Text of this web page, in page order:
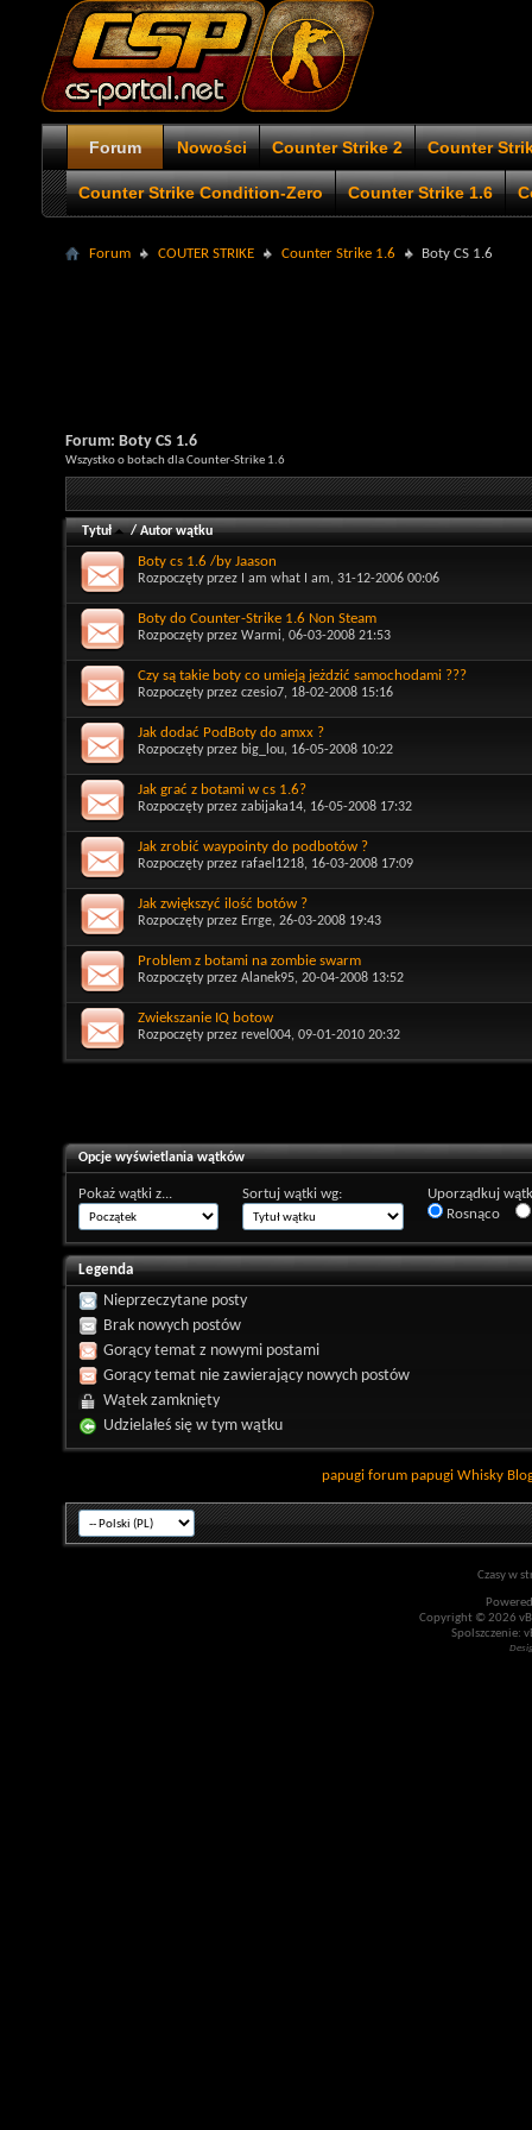
Forum Nowości Counter Strike 2 Counter
Counter Strike Condition-Zero Counter Strike 1.6
Forum COUTER STRIKE Counter Strike 1.6 Boty CS 1.6
Forum: Boty CS 1.6
Wszystko o botach dla Counter-Strike 1.6
Tytuł /Autor wątku
Boty cs 1.6 /by Jaason
Rozpoczęty przez I am what I am, 31-12-2006 00:06
Boty do Counter-Strike 1.6 Non Steam
Rozpoczęty przez Warmi, 06-03-2008 21:53
Czy są takie boty co umieją jeżdzić samochodami ???
Rozpoczęty przez czesio7, 18-02-2008 15:16
Jak dodać PodBoty do amxx ?
Rozpoczęty przez big_lou, 16-05-2008 10:22
Jak grać z botami w cs 1.6?
Rozpoczęty przez zabijaka14, 16-05-2008 17:32
Jak zrobić waypointy do podbotów ?
Rozpoczęty przez rafael1218, 16-03-2008 17:09
Jak zwiększyć ilość botów ?
Rozpoczęty przez Errge, 26-03-2008 19:43
Problem z botami na zombie swarm
Rozpoczęty przez Alanek95, 20-04-2008 13:52
Zwiekszanie IQ botow
Rozpoczęty przez revel004, 09-01-2010 20:32
Opcje wyświetlania wątków
Pokaż wątki z... Sortuj wątki wg:
Uporządkuj
Rosnąco
Legenda
Nieprzeczytane posty
Brak nowych postów
Gorący temat z nowymi postami
Gorący temat nie zawierający nowych postów
Wątek zamknięty
Udzielałeś się w tym wątku
papugi forum papugi Whisky
Czasy w
Copyright © 2026
Spolszczenie: